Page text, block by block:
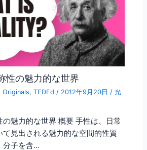
性の魅力的な世界
Originals,TEDEd / 2012年9月20日/光
魅力的な世界 概要 手性は、日常
て見出される魅力的な空間的性質
分子を含…